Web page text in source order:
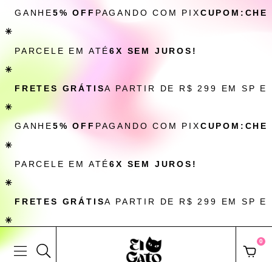
GANHE5% OFF PAGANDO COM PIX
✳
PARCELE EM ATÉ6X SEM JUROS!
✳
FRETES GRÁTISA PARTIR DE R$ 299 EM SP
✳
GANHE5% OFF PAGANDO COM PIX
✳
PARCELE EM ATÉ6X SEM JUROS!
✳
FRETES GRÁTISA PARTIR DE R$ 299 EM SP
✳
0